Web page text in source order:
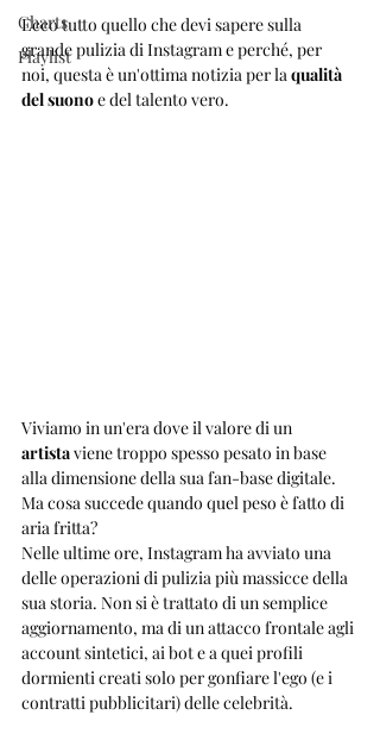
Charts
Playlist
Ecco tutto quello che devi sapere sulla
grande pulizia di Instagram e perché, per
noi, questa è un'ottima notizia per la qualità
del suono e del talento vero.
Viviamo in un'era dove il valore di un
artista viene troppo spesso pesato in base
alla dimensione della sua fan-base digitale.
Ma cosa succede quando quel peso è fatto di
aria fritta?
Nelle ultime ore, Instagram ha avviato una
delle operazioni di pulizia più massicce della
sua storia. Non si è trattato di un semplice
aggiornamento, ma di un attacco frontale agli
account sintetici, ai bot e a quei profili
dormienti creati solo per gonfiare l'ego (e i
contratti pubblicitari) delle celebrità.